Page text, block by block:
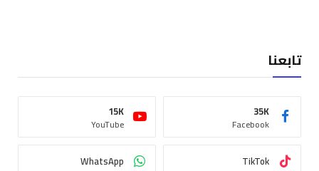
تابعنا
Facebook
35K
YouTube
15K
TikTok
WhatsApp